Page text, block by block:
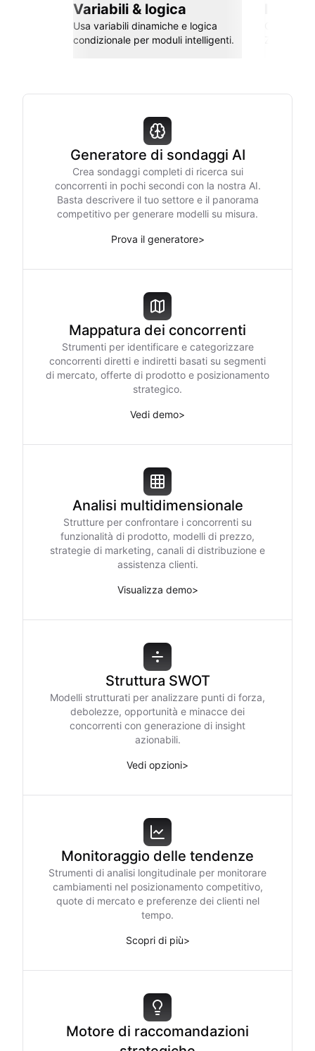
Variabili & logica
Usa variabili dinamiche e logica
condizionale per moduli intelligenti.
Generatore di sondaggi AI
Crea sondaggi completi di ricerca sui
concorrenti in pochi secondi con la nostra AI.
Basta descrivere il tuo settore e il panorama
competitivo per generare modelli su misura.
Prova il generatore>
Mappatura dei concorrenti
Strumenti per identificare e categorizzare
concorrenti diretti e indiretti basati su segmenti
di mercato, offerte di prodotto e posizionamento
strategico.
Vedi demo>
Analisi multidimensionale
Strutture per confrontare i concorrenti su
funzionalità di prodotto, modelli di prezzo,
strategie di marketing, canali di distribuzione e
assistenza clienti.
Visualizza demo>
Struttura SWOT
Modelli strutturati per analizzare punti di forza,
debolezze, opportunità e minacce dei
concorrenti con generazione di insight
azionabili.
Vedi opzioni>
Monitoraggio delle tendenze
Strumenti di analisi longitudinale per monitorare
cambiamenti nel posizionamento competitivo,
quote di mercato e preferenze dei clienti nel
tempo.
Scopri di più>
Motore di raccomandazioni